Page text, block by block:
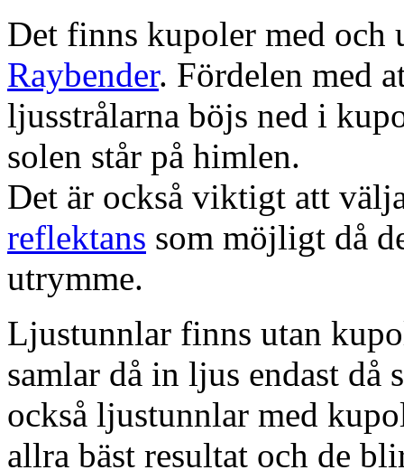
Det finns kupoler med och
Raybender. Fördelen med
ljusstrålarna böjs ned i
solen står på himlen.
Det är också viktigt att
reflektans som möjligt då
utrymme.
Ljustunnlar finns utan
samlar då in ljus endast då
också ljustunnlar med
allra bäst resultat och de